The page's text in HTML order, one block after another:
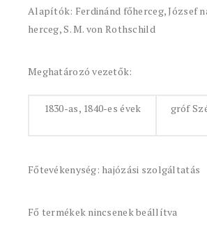
Alapítók: Ferdinánd főherceg, József
herceg, S. M. von Rothschild
Meghatározó vezetők:
1830-as, 1840-es évek gróf
Főtevékenység: hajózási szolgáltatás
Fő termékek nincsenek beállítva